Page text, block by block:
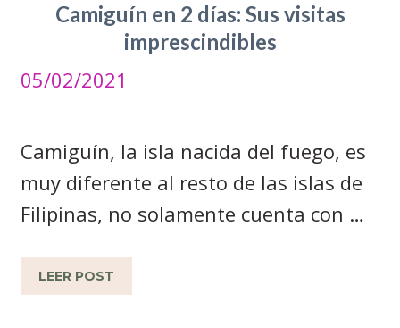
Camiguín en 2 días: Sus visitas
imprescindibles
05/02/2021
Camiguín, la isla nacida del fuego, es
muy diferente al resto de las islas de
Filipinas, no solamente cuenta con …
LEER POST